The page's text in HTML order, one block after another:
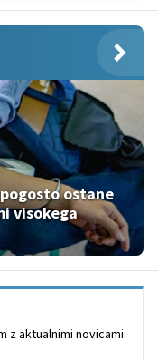
ostane
visokega
z aktualnimi novicami.